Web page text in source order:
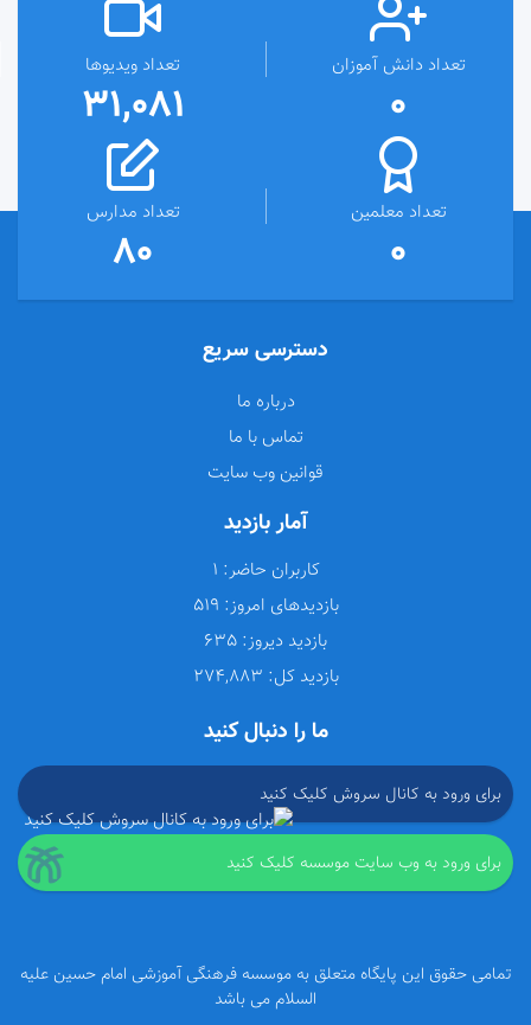
تعداد دانش آموزان
0
تعداد ویدیوها
31,081
تعداد معلمین
0
تعداد مدارس
80
دسترسی سریع
درباره ما
تماس با ما
قوانین وب سایت
آمار بازدید
کاربران حاضر:
بازدیدهای امروز:
بازدید دیروز:
بازدید کل:
ما را دنبال کنید
برای ورود به کانال سروش کلیک کنید
برای ورود به وب سایت موسسه کلیک کنید
تمامی حقوق این پایگاه متعلق به موسسه فرهنگی آموزشی امام حسین علیه
السلام می باشد